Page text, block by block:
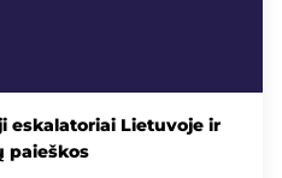
eskalatoriai Lietuvoje ir
paieškos